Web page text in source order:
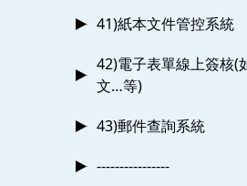
41)紙本文件管控系統
42)電子表單線上簽核(
文…等)
43)郵件查詢系統
----------------